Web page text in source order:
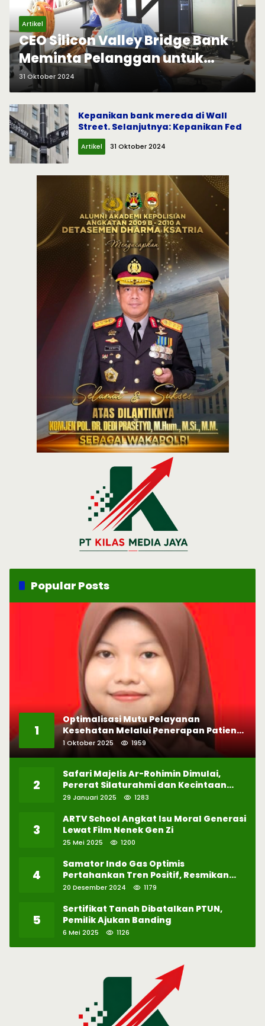
Artikel
CEO Silicon Valley Bridge Bank
Meminta Pelanggan untuk
menyetor ulang dana Mereka
31 Oktober 2024
Kepanikan bank mereda di Wall
Street. Selanjutnya: Kepanikan Fed
Artikel 31 Oktober 2024
Popular Posts
1
Optimalisasi Mutu Pelayanan
Kesehatan Melalui Penerapan Patient
Safety
1 Oktober 2025 1959
2
Safari Majelis Ar-Rohimin Dimulai,
Pererat Silaturahmi dan Kecintaan
pada Selawat
29 Januari 2025 1283
3
ARTV School Angkat Isu Moral Generasi
Lewat Film Nenek Gen Zi
25 Mei 2025 1200
4
Samator Indo Gas Optimis
Pertahankan Tren Positif, Resmikan
Pabrik Hidrogen ke-57 di Batam
20 Desember 2024 1179
5
Sertifikat Tanah Dibatalkan PTUN,
Pemilik Ajukan Banding
6 Mei 2025 1126